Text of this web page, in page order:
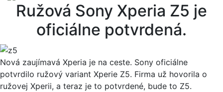
Ružová Sony Xperia Z5 je
oficiálne potvrdená.
Nová zaujímavá Xperia je na ceste. Sony oficiálne
potvrdilo ružový variant Xperie Z5. Firma už hovorila o
ružovej Xperii, a teraz je to potvrdené, bude to Z5.